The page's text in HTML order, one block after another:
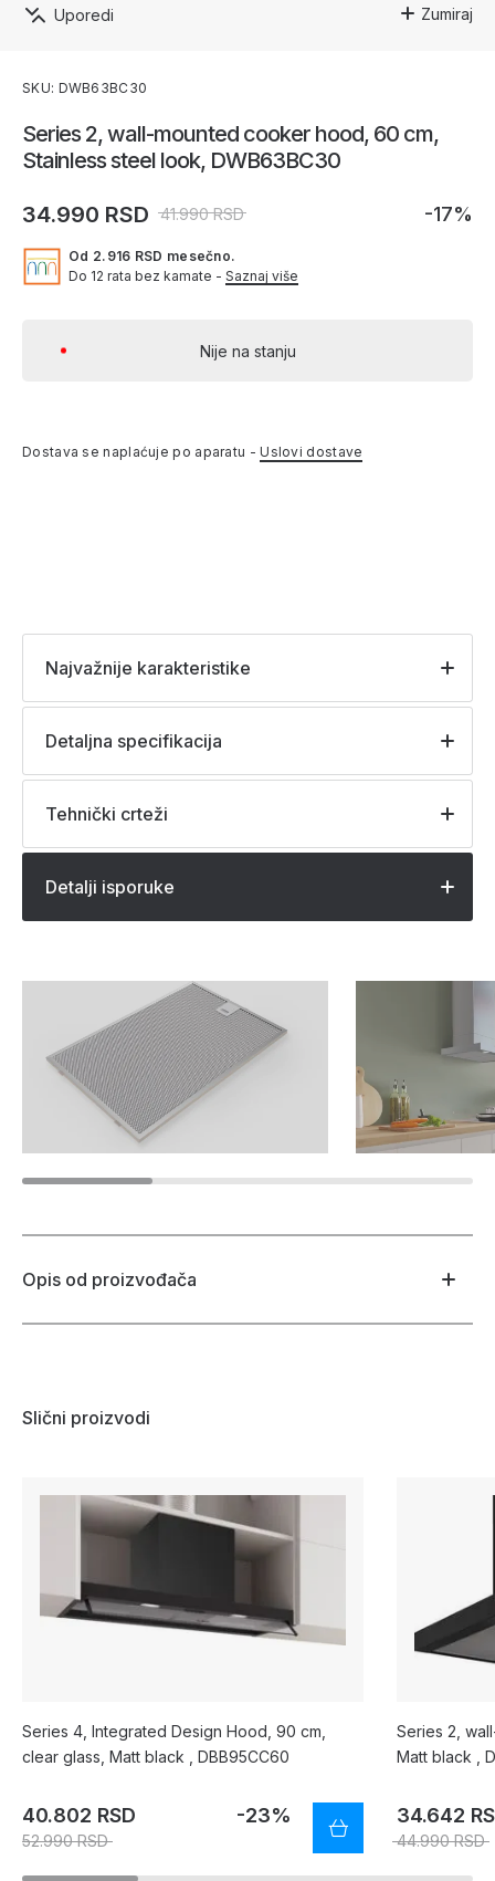
Zumiraj
Uporedi
Series 2, wall-mounted cooker hood, 60 cm,
Stainless steel look, DWB63BC30
34.990 RSD 41.990 RSD -17%
Od 2.916 RSD mesečno.
Do 12 rata bez kamate - Saznaj više
Nije na stanju
Dostava se naplaćuje po aparatu -Uslovi dostave
SKU: DWB63BC30
Najvažnije karakteristike
Detaljna specifikacija
Tehnički crteži
Detalji isporuke
Opis od proizvođača
Slični proizvodi
Series 4, Integrated Design Hood, 90 cm,
clear glass, Matt black , DBB95CC60
40.802 RSD
52.990 RSD
-23%
Series 2,
Matt black ,
34.642
44.990 RSD